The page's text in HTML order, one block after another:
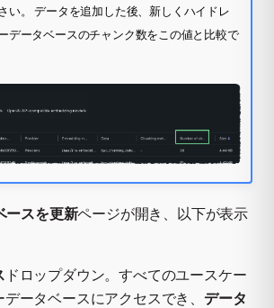
い。 データを追加した後、新しくハイドレ
データベースのチャンク数をこの値と比較で
ースを更新ページが開き、以下が表示
ドロップダウン。すべてのユースケー
ータベースにアクセスでき、 データ